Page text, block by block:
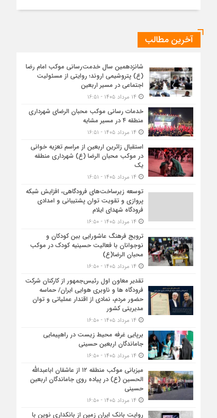
آخرین مطالب
شانزدهمین سال خدمت‌رسانی موکب امام رضا
(ع) پتروشیمی اروند؛ روایتی از مسئولیت
اجتماعی در مسیر اربعین
خدمات رسانی موکب محبان الرضای شهرداری
منطقه ۴ در مسیر مشایه
استقبال زائرین اربعین از مراسم تعزیه خوانی
در موکب محبان الرضا (ع) شهرداری منطقه
یک
توسعه زیرساخت‌های فرودگاهی، افزایش شبکه
پروازی و تقویت توان پشتیبانی و امدادی
فرودگاه شهدای ایلام
ترویج فرهنگ عاشورایی بین کودکان و
نوجوانان با فعالیت حسینیه کودک در موکب
محبان الرضا(ع)
تقدیر معاون اول رئیس‌جمهور از کارکنان شرکت
فرودگاه ها و ناوبری هوایی ایران/ حماسه
حضور مردم، نمادی از اقتدار عملیاتی و توان
مدیریتی کشور
برپایی غرفه محیط زیست در راهپیمایی
جاماندگان اربعین حسینی
میزبانی موکب منطقه ۱۲ از عاشقان اباعبدالله
الحسین (ع) در پیاده روی جاماندگان اربعین
حسینی
روایت بانک ایران زمین از بانکداری نوین با